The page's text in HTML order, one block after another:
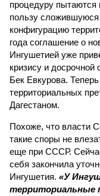
процедуру пытаются
пользу сложившуюся
конфигурацию
года соглашение о
Ингушетией уже
кризису и
Бек Евкурова.
территориальных
Дагестаном.
Похоже, что власти
такие споры не
еще при СССР.
себя закончила
Ингушетия. «У
территориальные